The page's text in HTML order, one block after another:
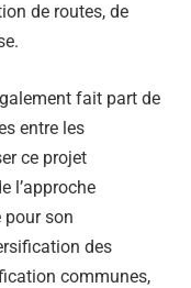
de routes, de
fait part de
entre les
ce projet
l’approche
son
des
communes,